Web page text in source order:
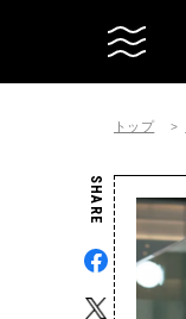
トップ
SHARE